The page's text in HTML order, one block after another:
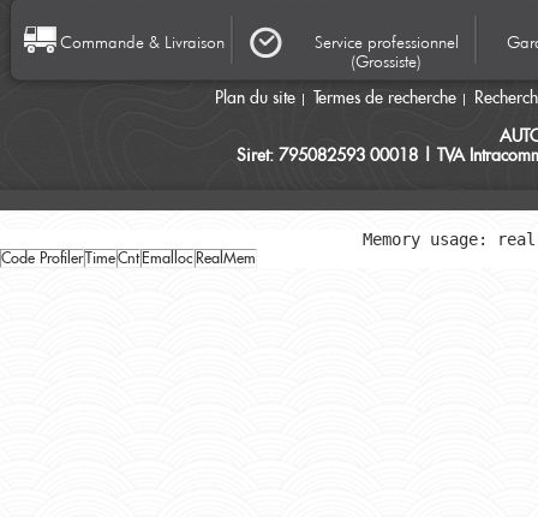
Commande & Livraison
Service professionnel
(Grossiste)
Plan du site Termes de recherche
Siret: 795082593 00018 | TVA
Memory usage:
Code Profiler TimeCnt Emalloc RealMem